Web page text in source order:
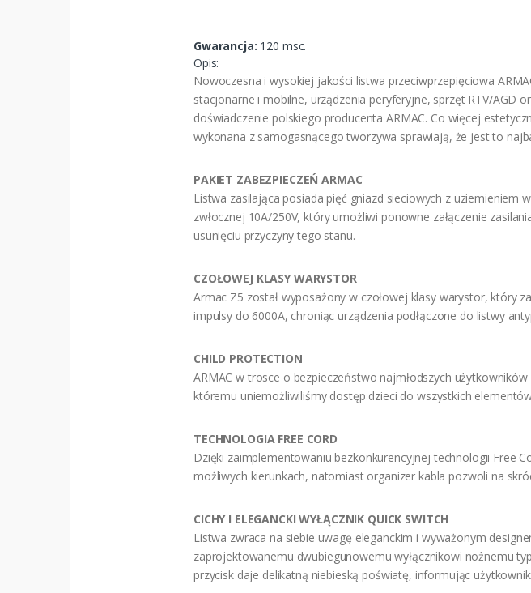
Gwarancja: 120 msc.
Opis:
Nowoczesna i wysokiej jakości listwa przeciwprzepięciowa
stacjonarne i mobilne, urządzenia peryferyjne, sprzęt RTV/AGD
doświadczenie polskiego producenta ARMAC. Co więcej
wykonana z samogasnącego tworzywa sprawiają, że jest to
PAKIET ZABEZPIECZEŃ ARMAC
Listwa zasilająca posiada pięć gniazd sieciowych z
zwłocznej 10A/250V, który umożliwi ponowne załączenie
usunięciu przyczyny tego stanu.
CZOŁOWEJ KLASY WARYSTOR
Armac Z5 został wyposażony w czołowej klasy warystor, który
impulsy do 6000A, chroniąc urządzenia podłączone do listwy
CHILD PROTECTION
ARMAC w trosce o bezpieczeństwo najmłodszych
któremu uniemożliwiliśmy dostęp dzieci do wszystkich
TECHNOLOGIA FREE CORD
Dzięki zaimplementowaniu bezkonkurencyjnej technologii Free
możliwych kierunkach, natomiast organizer kabla pozwoli na
CICHY I ELEGANCKI WYŁĄCZNIK QUICK SWITCH
Listwa zwraca na siebie uwagę eleganckim i wyważonym
zaprojektowanemu dwubiegunowemu wyłącznikowi nożnemu
przycisk daje delikatną niebieską poświatę, informując